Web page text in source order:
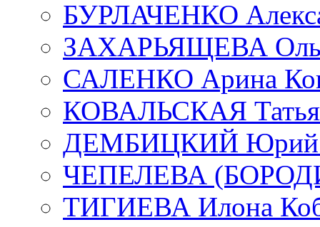
БУРЛАЧЕНКО
ЗАХАРЬЯЩЕВА
САЛЕНКО Арина
КОВАЛЬСКАЯ
ДЕМБИЦКИЙ Юрий
ЧЕПЕЛЕВА
ТИГИЕВА Илона